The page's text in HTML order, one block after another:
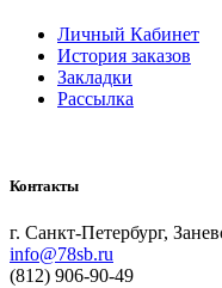
Личный Кабинет
История заказов
Закладки
Рассылка
Контакты
г. Санкт-Петербург,
info@78sb.ru
(812) 906-90-49